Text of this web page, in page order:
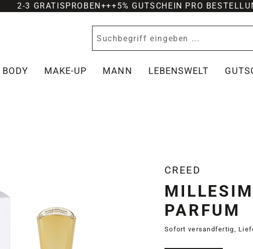
2-3 GRATISPROBEN+++5% GUTSCHEIN PRO
BODY MAKE-UP MANN LEBENSWELT
CREED
PARFUM
Sofort versandfertig,